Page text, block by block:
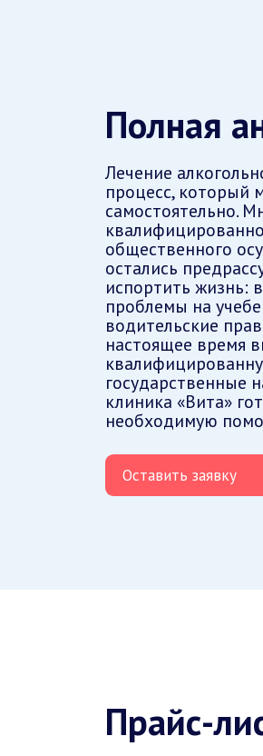
Полная
Лечение
процесс, который
самостоятельно.
общественного
остались
испортить жизнь:
проблемы на
водительские
настоящее время
государственные
клиника «Вита»
необходимую
Оставить заявку
Прайс-